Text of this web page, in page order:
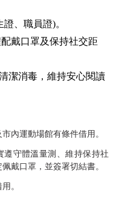
、職員證)。
戴口罩及保持社交距
潔消毒，維持安心閱讀
內運動場館有條件借用。
遵守體溫量測、維持保持社
戴口罩，並簽署切結書。
。